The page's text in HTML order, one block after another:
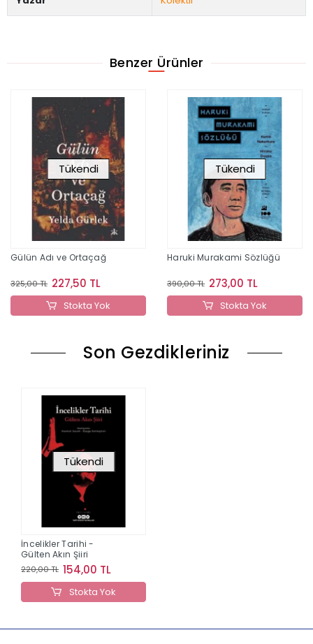
Benzer Ürünler
Tükendi
Gülün Adı ve Ortaçağ
325,00 TL 227,50 TL
Stokta Yok
Tükendi
Haruki Murakami Sözlüğü
390,00 TL 273,00 TL
Stokta Yok
Son Gezdikleriniz
Tükendi
İncelikler Tarihi -
Gülten Akın Şiiri
220,00 TL 154,00 TL
Stokta Yok